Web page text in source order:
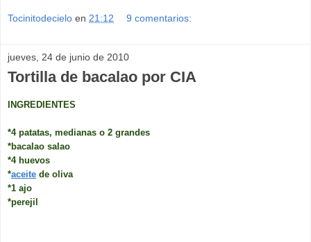
Tocinitodecielo en 21:12 9 comentarios:
jueves, 24 de junio de 2010
Tortilla de bacalao por CIA
INGREDIENTES
*4 patatas, medianas o 2 grandes
*bacalao salao
*4 huevos
*aceite de oliva
*1 ajo
*perejil